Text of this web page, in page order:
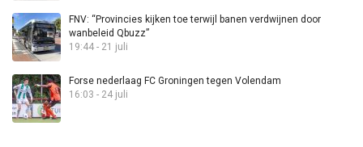
FNV: “Provincies kijken toe terwijl banen verdwijnen door
wanbeleid Qbuzz”
19:44 - 21 juli
Forse nederlaag FC Groningen tegen Volendam
16:03 - 24 juli